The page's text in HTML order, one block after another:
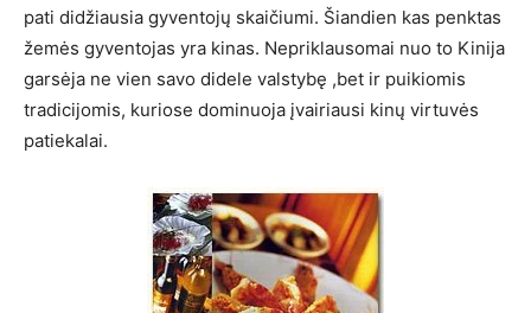
pati didžiausia gyventojų skaičiumi. Šiandien kas penktas
žemės gyventojas yra kinas. Nepriklausomai nuo to Kinija
garsėja ne vien savo didele valstybę ,bet ir puikiomis
tradicijomis, kuriose dominuoja įvairiausi kinų virtuvės
patiekalai.